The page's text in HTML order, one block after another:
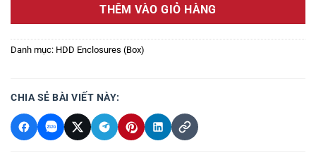
THÊM VÀO GIỎ HÀNG
Danh mục: HDD Enclosures (Box)
CHIA SẺ BÀI VIẾT NÀY: